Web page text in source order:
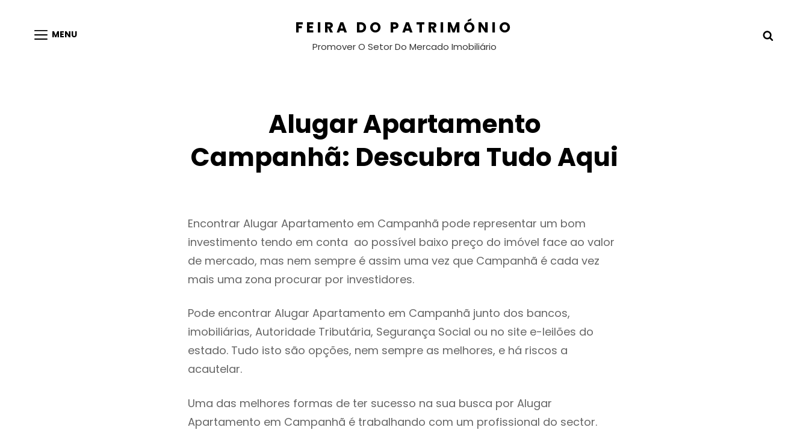
MENU FEIRA DO PATRIMÓNIO
Promover O Setor Do Mercado Imobiliário
Alugar Apartamento
Campanhã: Descubra Tudo Aqui
Encontrar Alugar Apartamento em Campanhã pode representar um bom
investimento tendo em conta ao possível baixo preço do imóvel face ao valor
de mercado, mas nem sempre é assim uma vez que Campanhã é cada vez
mais uma zona procurar por investidores.
Pode encontrar Alugar Apartamento em Campanhã junto dos bancos,
imobiliárias, Autoridade Tributária, Segurança Social ou no site e-leilões do
estado. Tudo isto são opções, nem sempre as melhores, e há riscos a
acautelar.
Uma das melhores formas de ter sucesso na sua busca por Alugar
Apartamento em Campanhã é trabalhando com um profissional do sector.